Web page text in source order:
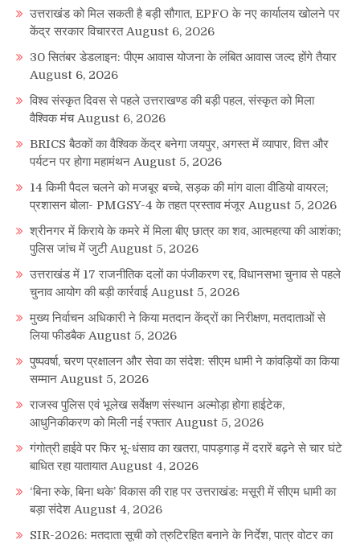
उत्तराखंड को मिल सकती है बड़ी सौगात, EPFO के नए कार्यालय खोलने पर
केंद्र सरकार विचाररत August 6, 2026
30 सितंबर डेडलाइन: पीएम आवास योजना के लंबित आवास जल्द होंगे तैयार
August 6, 2026
विश्व संस्कृत दिवस से पहले उत्तराखण्ड की बड़ी पहल, संस्कृत को मिला
वैश्विक मंच August 6, 2026
BRICS बैठकों का वैश्विक केंद्र बनेगा जयपुर, अगस्त में व्यापार, वित्त और
पर्यटन पर होगा महामंथन August 5, 2026
14 किमी पैदल चलने को मजबूर बच्चे, सड़क की मांग वाला वीडियो वायरल;
प्रशासन बोला- PMGSY-4 के तहत प्रस्ताव मंजूर August 5, 2026
श्रीनगर में किराये के कमरे में मिला बीए छात्र का शव, आत्महत्या की आशंका;
पुलिस जांच में जुटी August 5, 2026
उत्तराखंड में 17 राजनीतिक दलों का पंजीकरण रद्द, विधानसभा चुनाव से पहले
चुनाव आयोग की बड़ी कार्रवाई August 5, 2026
मुख्य निर्वाचन अधिकारी ने किया मतदान केंद्रों का निरीक्षण, मतदाताओं से
लिया फीडबैक August 5, 2026
पुष्पवर्षा, चरण प्रक्षालन और सेवा का संदेश: सीएम धामी ने कांवड़ियों का किया
सम्मान August 5, 2026
राजस्व पुलिस एवं भूलेख सर्वेक्षण संस्थान अल्मोड़ा होगा हाईटेक,
आधुनिकीकरण को मिली नई रफ्तार August 5, 2026
गंगोत्री हाईवे पर फिर भू-धंसाव का खतरा, पापड़गाड़ में दरारें बढ़ने से चार घंटे
बाधित रहा यातायात August 4, 2026
‘बिना रुके, बिना थके’ विकास की राह पर उत्तराखंड: मसूरी में सीएम धामी का
बड़ा संदेश August 4, 2026
SIR-2026: मतदाता सूची को त्रुटिरहित बनाने के निर्देश, पात्र वोटर का